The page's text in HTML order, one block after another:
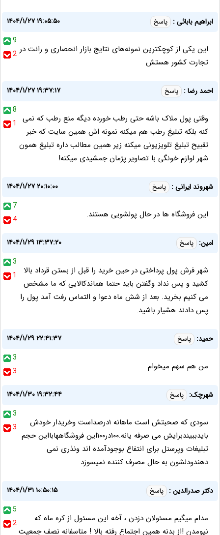
ابراهیم بابائی : پاسخ
۱۴۰۴/۱/۲۷ ۱۹:۰۵:۵۰
9
2 این یکی از کوچکترین نمونه‌های نتایج بازار انحصاری و رانت در
تجارت کشور هستش
احمد رضا : پاسخ
۱۴۰۴/۱/۲۷ ۱۹:۳۷:۱۷
8
1
وقتی پول ملاک باشه حتی رطب خورده دیگه منع رطب که نمی
کنه بلکه تبلیغ رطب هم میکنه نمونه اش همین سایت که خبر
تقبيح تبلیغ تلویزیونی میکنه زیر همین مطالب داره تبلیغ همون
شهر لوازم خونگی با تصاویر پژمان جمشیدی میکنه!
شهروند ایرانی : پاسخ
۱۴۰۴/۱/۲۷ ۲۰:۱۰:۰۰
7
4
این فروشگاه ها در حال پولشویی هستند.
امین: پاسخ
۱۴۰۴/۱/۲۹ ۱۳:۳۷:۲۰
3
1
شهر فرش پول پرداختی در حین خرید را قبل از بستن قرداد بالا
کشید و پس نداد وگفتن باید حتما هماندکالایی که ما مشخص
می کنیم بخرید. بعد از شش ماه دعوا و التماس رفت آمد پول را
پس دادند هشیار باشید.
حمید: پاسخ
۱۴۰۴/۱/۲۹ ۲۲:۴۱:۳۷
3
3
من هم سهم میخوام
شهرچک: پاسخ
۱۴۰۴/۱/۳۰ ۱۹:۳۲:۴۴
3
3
سودی که صحبتش است ماهانه ۱درصداست وخریدار خودش
بایدببیندبرایش می صرفه یانه.۱۰۰در۱۰۰این فروشگاههابااین حجم
تبلیغات وپرسنل برای انتفاع بوجودآمده اند ونذری نمی
دهندودلشون به حال مصرف کننده نمیسوزد
دکتر صدرالدین : پاسخ
۱۴۰۴/۱/۳۱ ۱۰:۵۰:۱۵
5
2
مدام میگیم مسئولان دزدن ، آخه این مسئول از کره ماه که
نیومدن !از بدنه همین اجتماع رفته بالا ! متاسفانه نصف جمعیت